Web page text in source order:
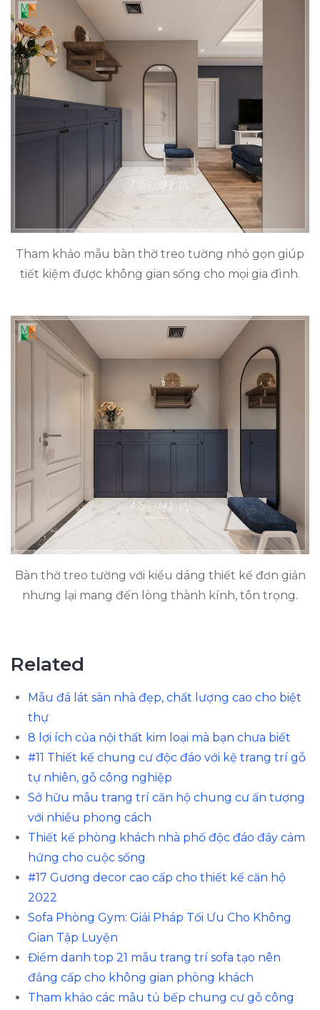
Tham khảo mẫu bàn thờ treo tường nhỏ gọn giúp
tiết kiệm được không gian sống cho mọi gia đình.
Bàn thờ treo tường với kiểu dáng thiết kế đơn giản
nhưng lại mang đến lòng thành kính, tôn trọng.
Related
Mẫu đá lát sàn nhà đẹp, chất lượng cao cho biệt
thự
8 lợi ích của nội thất kim loại mà bạn chưa biết
#11 Thiết kế chung cư độc đáo với kệ trang trí gỗ
tự nhiên, gỗ công nghiệp
Sở hữu mẫu trang trí căn hộ chung cư ấn tượng
với nhiều phong cách
Thiết kế phòng khách nhà phố độc đáo đầy cảm
hứng cho cuộc sống
#17 Gương decor cao cấp cho thiết kế căn hộ
2022
Sofa Phòng Gym: Giải Pháp Tối Ưu Cho Không
Gian Tập Luyện
Điểm danh top 21 mẫu trang trí sofa tạo nên
đẳng cấp cho không gian phòng khách
Tham khảo các mẫu tủ bếp chung cư gỗ công